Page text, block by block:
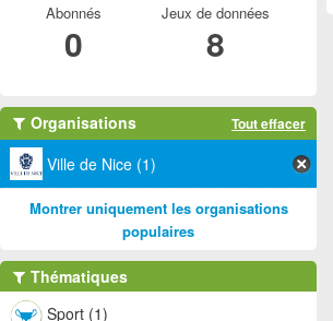
Abonnés
0
Jeux de données
8
Organisations Tout effacer
Ville de Nice (1)
Montrer uniquement les organisations
populaires
Thématiques
Sport (1)